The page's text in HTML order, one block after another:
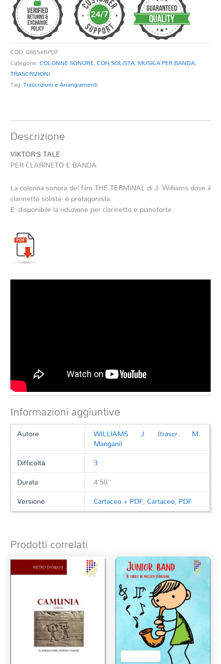
COD:08654BPDF
Categorie:COLONNE SONORE,CON SOLISTA, MUSICA PER BANDA,
TRASCRIZIONI
Tag:Trascrizioni e Arrangiamenti
Descrizione
VIKTOR’S TALE
PER CLARINETO E BANDA
La colonna sonora del film THE TERMINAL di J. Williams dove il
clarinetto solista è protagonista.
E’ disponibile la riduzione per clarinetto e pianoforte.
Informazioni aggiuntive
Autore WILLIAMS J. (trascr. M.
Mangani)
Difficoltà
3
Durata
4'50''
Versione
Cartaceo + PDF,Cartaceo, PDF
Prodotti correlati